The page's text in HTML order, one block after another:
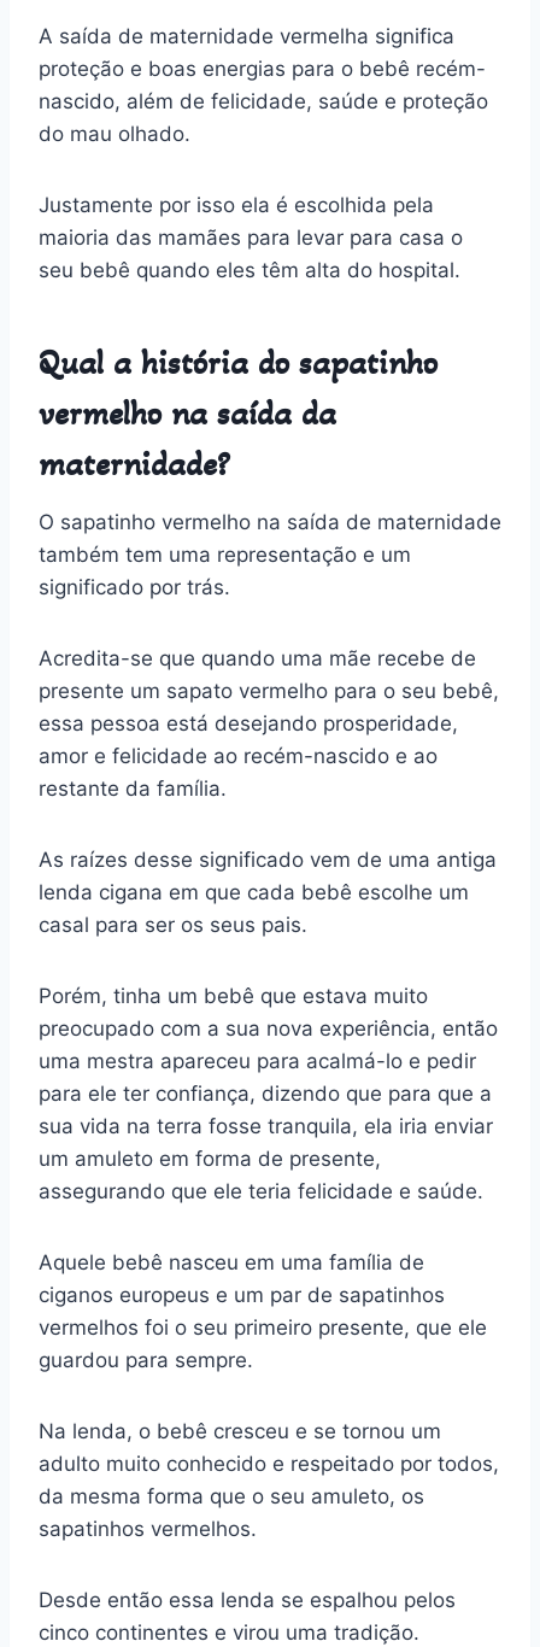
A saída de maternidade vermelha significa
proteção e boas energias para o bebê recém-
nascido, além de felicidade, saúde e proteção
do mau olhado.
Justamente por isso ela é escolhida pela
maioria das mamães para levar para casa o
seu bebê quando eles têm alta do hospital.
Qual a história do sapatinho
vermelho na saída da
maternidade?
O sapatinho vermelho na saída de maternidade
também tem uma representação e um
significado por trás.
Acredita-se que quando uma mãe recebe de
presente um sapato vermelho para o seu bebê,
essa pessoa está desejando prosperidade,
amor e felicidade ao recém-nascido e ao
restante da família.
As raízes desse significado vem de uma antiga
lenda cigana em que cada bebê escolhe um
casal para ser os seus pais.
Porém, tinha um bebê que estava muito
preocupado com a sua nova experiência, então
uma mestra apareceu para acalmá-lo e pedir
para ele ter confiança, dizendo que para que a
sua vida na terra fosse tranquila, ela iria enviar
um amuleto em forma de presente,
assegurando que ele teria felicidade e saúde.
Aquele bebê nasceu em uma família de
ciganos europeus e um par de sapatinhos
vermelhos foi o seu primeiro presente, que ele
guardou para sempre.
Na lenda, o bebê cresceu e se tornou um
adulto muito conhecido e respeitado por todos,
da mesma forma que o seu amuleto, os
sapatinhos vermelhos.
Desde então essa lenda se espalhou pelos
cinco continentes e virou uma tradição.